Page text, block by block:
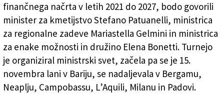
finančnega načrta v letih 2021 do 2027, bodo govorili
minister za kmetijstvo Stefano Patuanelli, ministrica
za regionalne zadeve Mariastella Gelmini in ministrica
za enake možnosti in družino Elena Bonetti. Turnejo
je organiziral ministrski svet, začela pa se je 15.
novembra lani v Bariju, se nadaljevala v Bergamu,
Neaplju, Campobassu, L’Aquili, Milanu in Padovi.